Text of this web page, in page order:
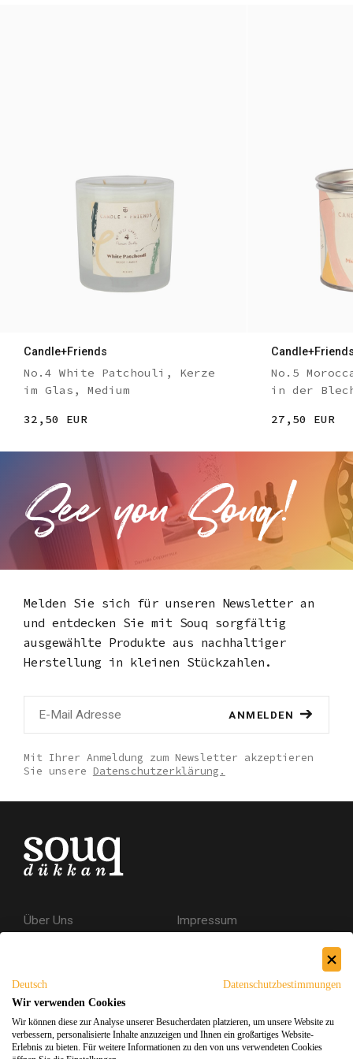
Candle+Friends
No.4 White Patchouli, Kerze
im Glas, Medium
32,50 EUR
No.5
in der
27,50 EUR
Melden Sie sich für unseren Newsletter an
und entdecken Sie mit Souq sorgfältig
ausgewählte Produkte aus nachhaltiger
Herstellung in kleinen Stückzahlen.
ANMELDEN
Mit Ihrer Anmeldung zum Newsletter akzeptieren
Sie unsere Datenschutzerklärung.
Über Uns
Impressum
Sicheres Einkaufen
Deutsch
Datenschutzbestimmungen
Wir verwenden Cookies
Wir können diese zur Analyse unserer Besucherdaten platzieren, um unsere Website zu
verbessern, personalisierte Inhalte anzuzeigen und Ihnen ein großartiges Website-
Erlebnis zu bieten. Für weitere Informationen zu den von uns verwendeten Cookies